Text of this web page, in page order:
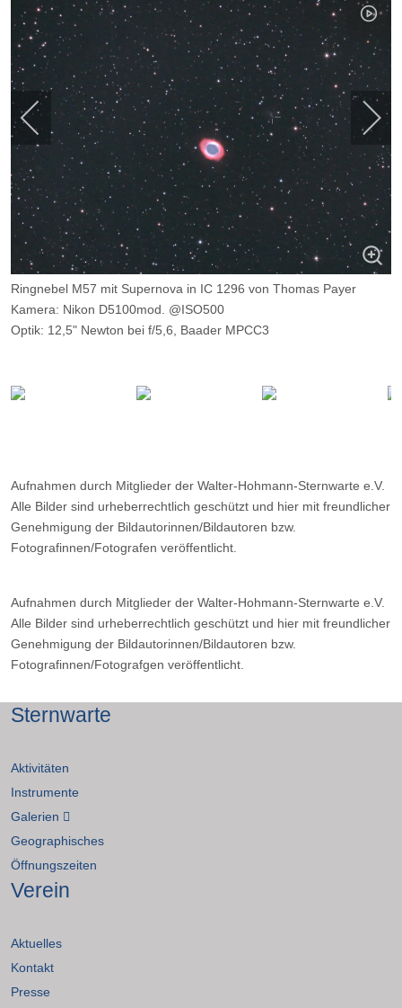
Ringnebel M57 mit Supernova in IC 1296 von Thomas Payer
Kamera: Nikon D5100mod. @ISO500
Optik: 12,5" Newton bei f/5,6, Baader MPCC3
Ort: WHS Essen
Aufnahmen durch Mitglieder der Walter-Hohmann-Sternwarte e.V.
Alle Bilder sind urheberrechtlich geschützt und hier mit freundlicher
Genehmigung der Bildautorinnen/Bildautoren bzw.
Fotografinnen/Fotografen veröffentlicht.
Aufnahmen durch Mitglieder der Walter-Hohmann-Sternwarte e.V.
Alle Bilder sind urheberrechtlich geschützt und hier mit freundlicher
Genehmigung der Bildautorinnen/Bildautoren bzw.
Fotografinnen/Fotografgen veröffentlicht.
Sternwarte
Aktivitäten
Instrumente
Galerien
Geographisches
Öffnungszeiten
Verein
Aktuelles
Kontakt
Presse